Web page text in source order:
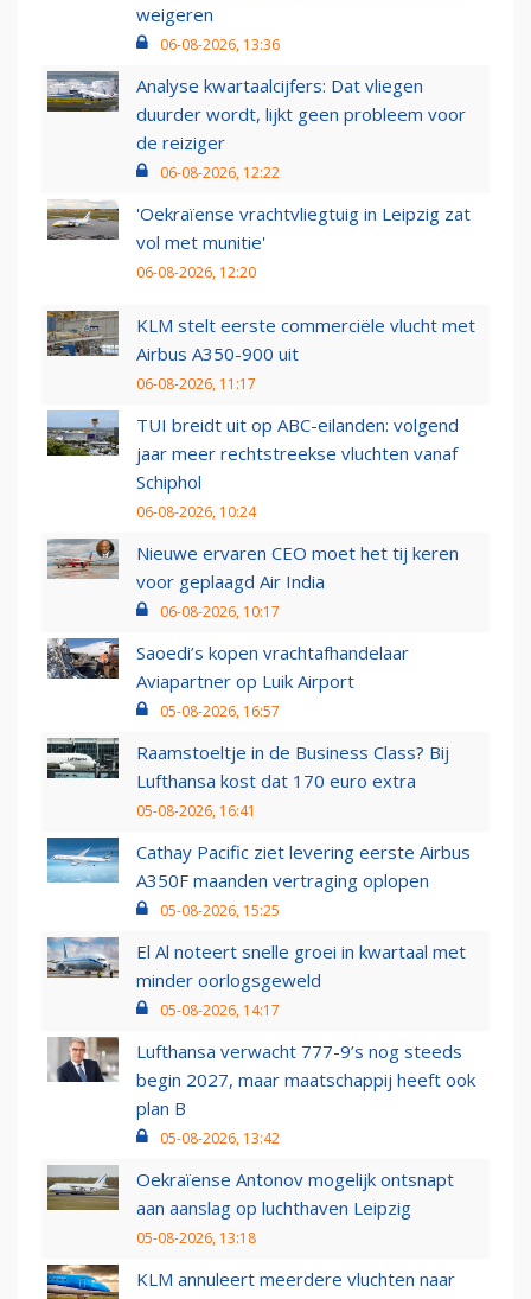
weigeren
06-08-2026, 13:36
Analyse kwartaalcijfers: Dat vliegen
duurder wordt, lijkt geen probleem voor
de reiziger
06-08-2026, 12:22
'Oekraïense vrachtvliegtuig in Leipzig zat
vol met munitie'
06-08-2026, 12:20
KLM stelt eerste commerciële vlucht met
Airbus A350-900 uit
06-08-2026, 11:17
TUI breidt uit op ABC-eilanden: volgend
jaar meer rechtstreekse vluchten vanaf
Schiphol
06-08-2026, 10:24
Nieuwe ervaren CEO moet het tij keren
voor geplaagd Air India
06-08-2026, 10:17
Saoedi’s kopen vrachtafhandelaar
Aviapartner op Luik Airport
05-08-2026, 16:57
Raamstoeltje in de Business Class? Bij
Lufthansa kost dat 170 euro extra
05-08-2026, 16:41
Cathay Pacific ziet levering eerste Airbus
A350F maanden vertraging oplopen
05-08-2026, 15:25
El Al noteert snelle groei in kwartaal met
minder oorlogsgeweld
05-08-2026, 14:17
Lufthansa verwacht 777-9’s nog steeds
begin 2027, maar maatschappij heeft ook
plan B
05-08-2026, 13:42
Oekraïense Antonov mogelijk ontsnapt
aan aanslag op luchthaven Leipzig
05-08-2026, 13:18
KLM annuleert meerdere vluchten naar